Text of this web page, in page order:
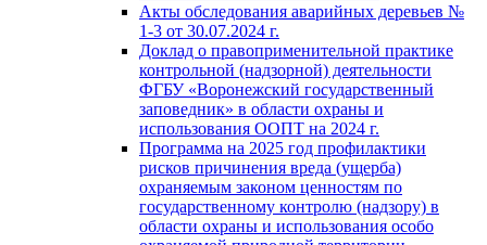
Акты обследования аварийных деревьев №
1-3 от 30.07.2024 г.
Доклад о правоприменительной практике
контрольной (надзорной) деятельности
ФГБУ «Воронежский государственный
заповедник» в области охраны и
использования ООПТ на 2024 г.
Программа на 2025 год профилактики
рисков причинения вреда (ущерба)
охраняемым законом ценностям по
государственному контролю (надзору) в
области охраны и использования особо